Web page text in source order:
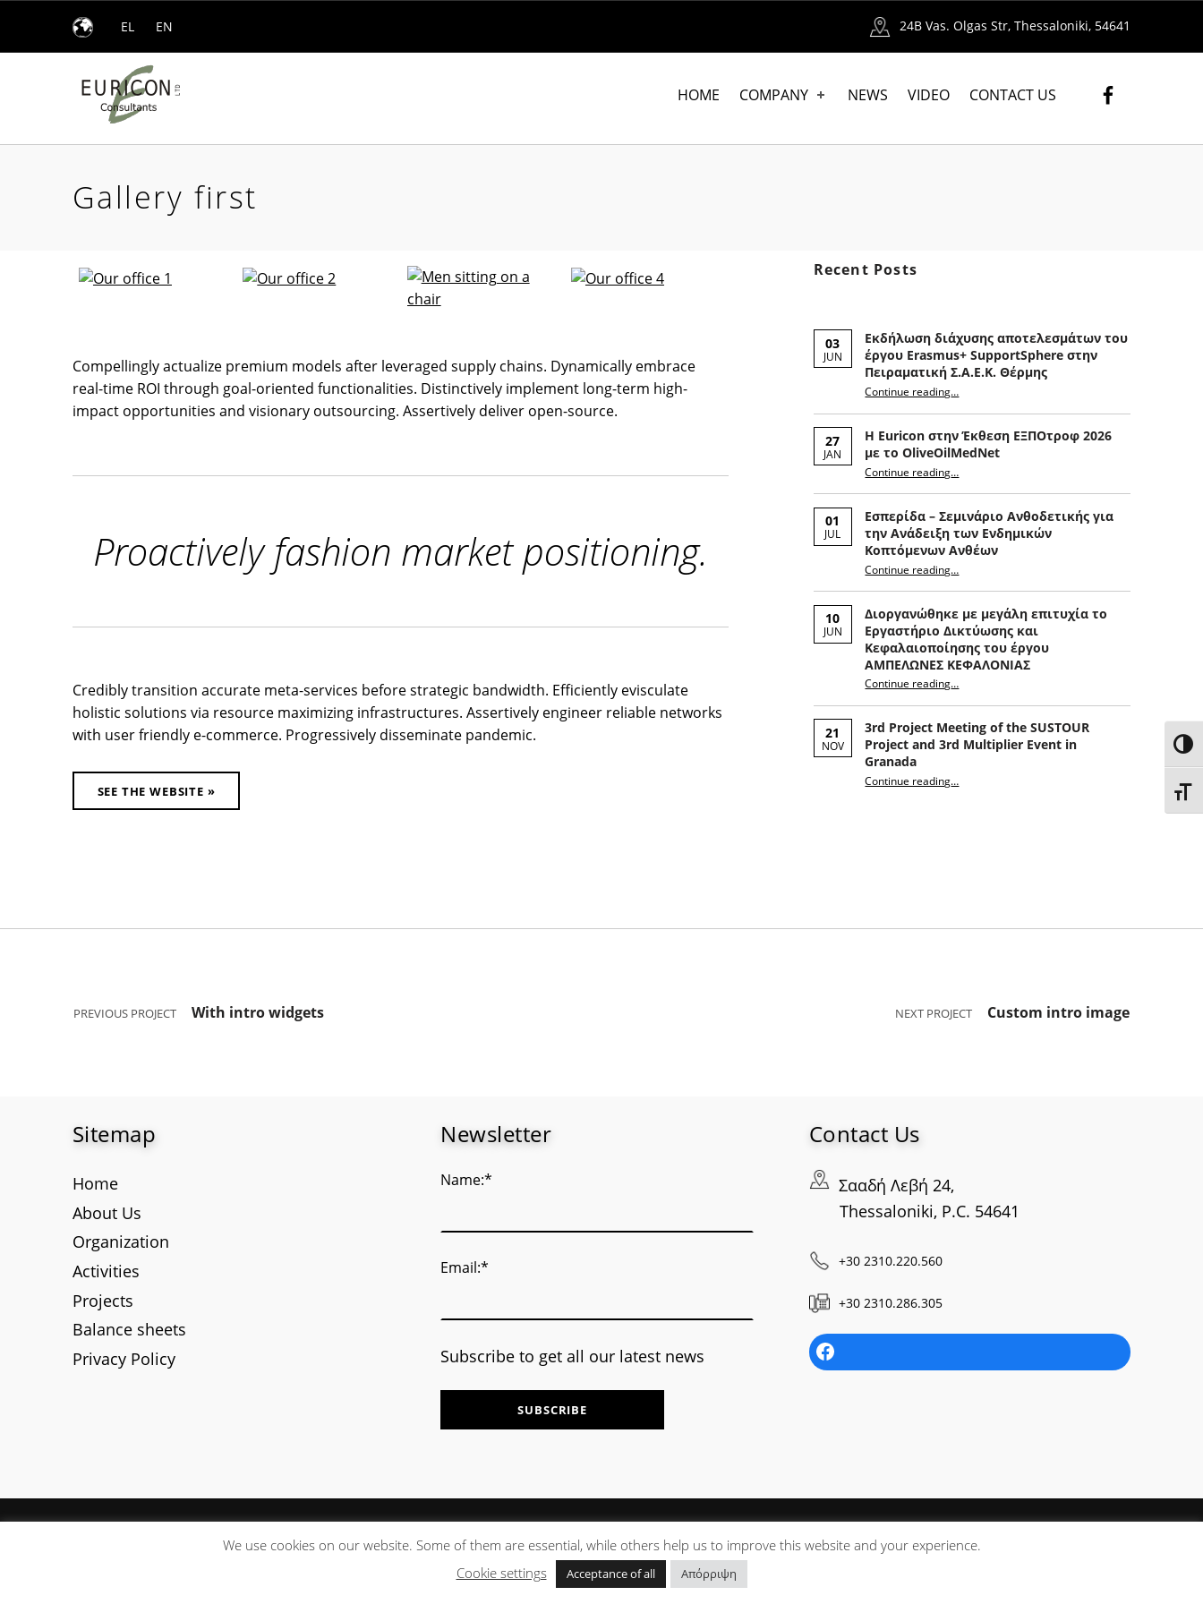
HOME COMPANY NEWS VIDEO CONTACT US
EL EN 24B Vas. Olgas Str, Thessaloniki, 54641
Introduction
Gallery first
G
l
l
r
r
t
Compellingly actualize premium models after leveraged supply chains. Dynamically embrace
real-time ROI through goal-oriented functionalities. Distinctively implement long-term high-
impact opportunities and visionary outsourcing. Assertively deliver open-source.
Proactively fashion market positioning.
Credibly transition accurate meta-services before strategic bandwidth. Efficiently evisculate
holistic solutions via resource maximizing infrastructures. Assertively engineer reliable networks
with user friendly e-commerce. Progressively disseminate pandemic.
SEE THE WEBSITE »
Skip back to main navigation
Recent Posts
03
JUN
Εκδήλωση διάχυσης αποτελεσμάτων του
έργου Erasmus+ SupportSphere στην
Πειραματική Σ.Α.Ε.Κ. Θέρμης
Continue reading“Εκδήλωση διάχυσης αποτελεσμάτων του έργου Erasmus+ SupportSphere στην Πειραματική Σ.Α.Ε.Κ. Θέρμης”
…
27
JAN
Η Euricon στην Έκθεση ΕΞΠΟτροφ 2026
με το OliveOilMedNet
Continue reading“Η Euricon στην Έκθεση ΕΞΠΟτροφ 2026 με το OliveOilMedNet”
…
01
JUL
Εσπερίδα – Σεμινάριο Ανθοδετικής για
την Ανάδειξη των Ενδημικών
Κοπτόμενων Ανθέων
Continue reading“Εσπερίδα – Σεμινάριο Ανθοδετικής για την Ανάδειξη των Ενδημικών Κοπτόμενων Ανθέων”
…
10
JUN
Διοργανώθηκε με μεγάλη επιτυχία το
Εργαστήριο Δικτύωσης και
Κεφαλαιοποίησης του έργου
ΑΜΠΕΛΩΝΕΣ ΚΕΦΑΛΟΝΙΑΣ
Continue reading“Διοργανώθηκε με μεγάλη επιτυχία το Εργαστήριο Δικτύωσης και Κεφαλαιοποίησης του έργου ΑΜΠΕΛΩΝΕΣ ΚΕΦΑΛΟΝΙΑΣ”
…
21
NOV
3rd Project Meeting of the SUSTOUR
Project and 3rd Multiplier Event in
Granada
Continue reading“3η Διοικητική Συνάντηση του Έργου SUSTOUR και 3ο Multiplier Event στην Γρανάδα”
…
Post navigation
PREVIOUS PROJECT With intro widgets NEXT PROJECT Custom intro image
Sitemap
Home
About Us
Organization
Activities
Projects
Balance sheets
Privacy Policy
Newsletter
Name:*
Email:*
Subscribe to get all our latest news
Contact Us
Σααδή Λεβή 24,
Thessaloniki, P.C. 54641
+30 2310.220.560
+30 2310.286.305
BWEB Networks|Back to top ↑
We use cookies on our website. Some of them are essential, while others help us to improve this website and your experience.
Cookie settings
Acceptance of all Απόρριψη